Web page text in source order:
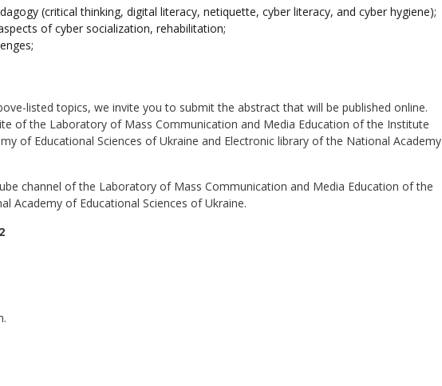
(critical thinking, digital literacy, netiquette, cyber literacy, and cyber hygiene);
of cyber socialization, rehabilitation;
listed topics, we invite you to submit the abstract that will be published online.
of the Laboratory of Mass Communication and Media Education of the Institute
of Educational Sciences of Ukraine and Electronic library of the National Academy
channel of the Laboratory of Mass Communication and Media Education of the
Academy of Educational Sciences of Ukraine.